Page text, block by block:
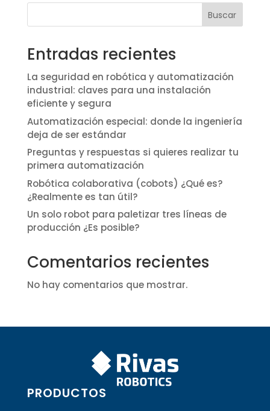
Buscar
Entradas recientes
La seguridad en robótica y automatización
industrial: claves para una instalación
eficiente y segura
Automatización especial: donde la ingeniería
deja de ser estándar
Preguntas y respuestas si quieres realizar tu
primera automatización
Robótica colaborativa (cobots) ¿Qué es?
¿Realmente es tan útil?
Un solo robot para paletizar tres líneas de
producción ¿Es posible?
Comentarios recientes
No hay comentarios que mostrar.
PRODUCTOS